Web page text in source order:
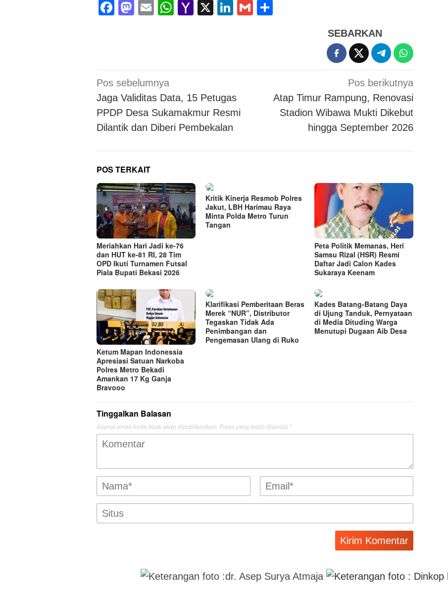
Facebook
Mastodon
EmailWhatsApp
Yahoo
X LinkedIn
Gmail
SEBARKAN
Navigasi
pos
Pos sebelumnya
Jaga Validitas Data, 15 Petugas
PPDP Desa Sukamakmur Resmi
Dilantik dan Diberi Pembekalan
Pos berikutnya
Atap Timur Rampung, Renovasi
Stadion Wibawa Mukti Dikebut
hingga September 2026
POS TERKAIT
Meriahkan Hari Jadi ke-76
dan HUT ke-81 RI, 28 Tim
OPD Ikuti Turnamen Futsal
Piala Bupati Bekasi 2026
Kritik Kinerja Resmob Polres
Jakut, LBH Harimau Raya
Minta Polda Metro Turun
Tangan
Peta Politik Memanas, Heri
Samsu Rizal (HSR) Resmi
Daftar Jadi Calon Kades
Sukaraya Keenam
Ketum Mapan Indonessia
Apresiasi Satuan Narkoba
Polres Metro Bekadi
Amankan 17 Kg Ganja
Bravooo
Klarifikasi Pemberitaan Beras
Merek “NUR”, Distributor
Tegaskan Tidak Ada
Penimbangan dan
Pengemasan Ulang di Ruko
Kades Batang-Batang Daya
di Ujung Tanduk, Pernyataan
di Media Dituding Warga
Menutupi Dugaan Aib Desa
Tinggalkan Balasan
Alamat email Anda tidak akan dipublikasikan. Ruas yang wajib ditandai *